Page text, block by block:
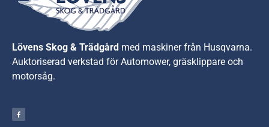
Lövens Skog & Trädgård med maskiner från Husqvarna.
Auktoriserad verkstad för Automower, gräsklippare och
motorsåg.